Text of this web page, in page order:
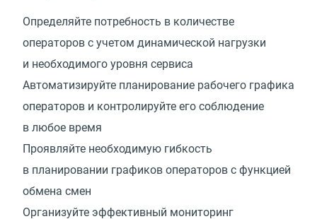
Определяйте потребность в количестве
операторов с учетом динамической нагрузки
и необходимого уровня сервиса
Автоматизируйте планирование рабочего графика
операторов и контролируйте его соблюдение
в любое время
Проявляйте необходимую гибкость
в планировании графиков операторов с функцией
обмена смен
Организуйте эффективный мониторинг